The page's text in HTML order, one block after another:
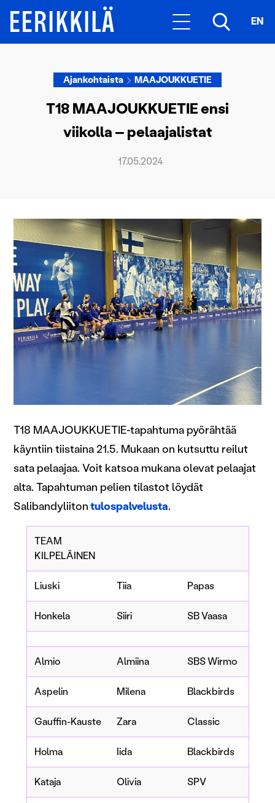
EN
Ajankohtaista MAAJOUKKUETIE
T18 MAAJOUKKUETIE ensi
viikolla – pelaajalistat
17.05.2024
T18 MAAJOUKKUETIE-tapahtuma pyörähtää
käyntiin tiistaina 21.5. Mukaan on kutsuttu reilut
sata pelaajaa. Voit katsoa mukana olevat pelaajat
alta. Tapahtuman pelien tilastot löydät
Salibandyliitontulospalvelusta.
TEAM
KILPELÄINEN
Liuski Tiia Papas
Honkela Siiri SB Vaasa
Almio Almiina SBS Wirmo
Aspelin Milena Blackbirds
Gauffin-Kauste Zara Classic
Holma Iida Blackbirds
Kataja Olivia SPV